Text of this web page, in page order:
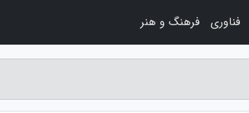
فناوری فرهنگ و هنر